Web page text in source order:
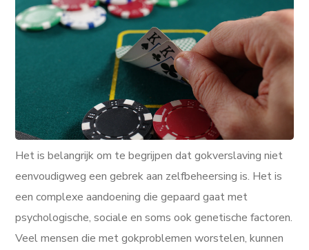
Het is belangrijk om te begrijpen dat gokverslaving niet
eenvoudigweg een gebrek aan zelfbeheersing is. Het is
een complexe aandoening die gepaard gaat met
psychologische, sociale en soms ook genetische factoren.
Veel mensen die met gokproblemen worstelen, kunnen